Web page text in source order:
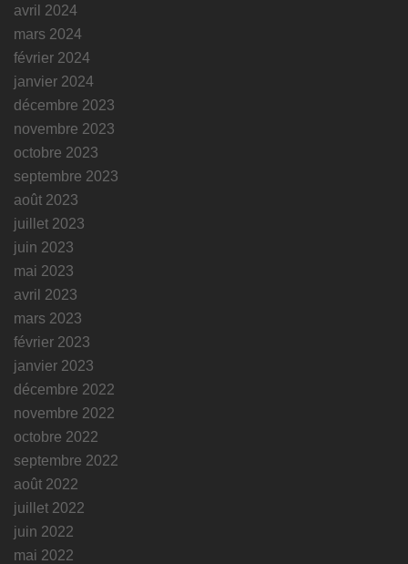
avril 2024
mars 2024
février 2024
janvier 2024
décembre 2023
novembre 2023
octobre 2023
septembre 2023
août 2023
juillet 2023
juin 2023
mai 2023
avril 2023
mars 2023
février 2023
janvier 2023
décembre 2022
novembre 2022
octobre 2022
septembre 2022
août 2022
juillet 2022
juin 2022
mai 2022